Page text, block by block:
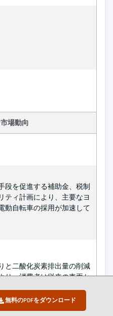
無料のPDFをダウンロード
場動向
段を促進する補助金、税制
ティ計画により、主要なヨ
動自転車の採用が加速して
と二酸化炭素排出量の削減
り、消費者は従来の車両か
シフトしています。